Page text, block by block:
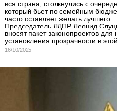
вся страна, столкнулись с
который бьет по семейным
часто оставляет желать лучшего.
Председатель ЛДПР Леонид
вносят пакет законопроектов
установления прозрачности в
16/10/2025